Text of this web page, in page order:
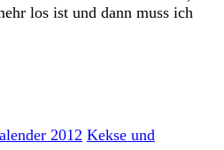
los ist und dann muss ich
2012 Kekse und